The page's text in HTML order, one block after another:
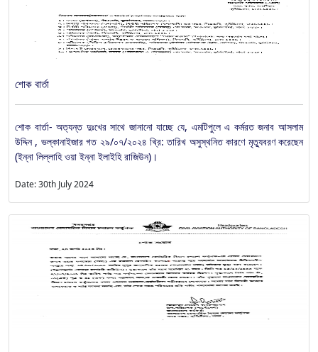
শোক বার্তা
শোক বার্তা- অত্যন্ত দুঃখের সাথে জানানো যাচ্ছে যে, এমটিপুলে এ কর্মরত জনাব আসলাম
উদ্দিন , ভল্কানাইজার গত ২৯/০৭/২০২৪ খ্রি: তারিখ অসুস্থনিত কারণে মৃত্যুবরণ করেছেন
(ইন্না লিল্লাহি ওয়া ইন্না ইলাইহি রাজিউন)।
Date: 30th July 2024